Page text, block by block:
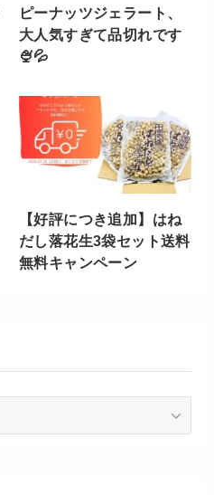
ピーナッツジェラート、
大人気すぎて品切れです
🍨💦
【好評につき追加】はね
だし落花生3袋セット送料
無料キャンペーン